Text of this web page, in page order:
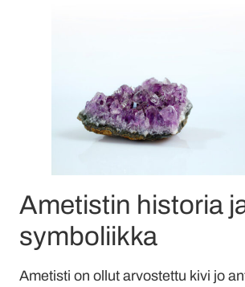
Ametistin historia
symboliikka
Ametisti on ollut arvostettu kivi jo